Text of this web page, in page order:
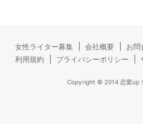
女性ライター募集 会社概要 お問
利用規約
プライバシーポリシー
Copyright © 2014 恋愛up！